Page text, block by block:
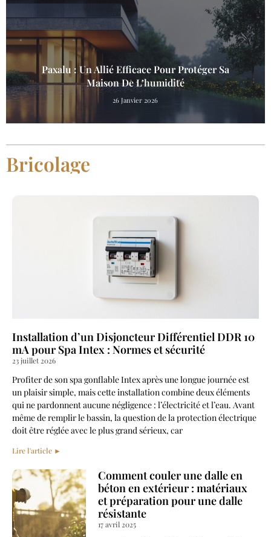
Paxalu : Un Allié Efficace Pour Protéger Sa
Maison De L’humidité
26 Janvier 2026
Bricolage
Installation d’un Disjoncteur Différentiel DDR 10
mA pour Spa Intex : Normes et sécurité
23 juillet 2026
Profiter de son spa gonflable Intex après une longue journée est
un plaisir simple, mais cette installation combine deux éléments
qui ne pardonnent aucune négligence : l’électricité et l’eau. Avant
même de remplir le bassin, la question de la protection électrique
doit être réglée avec le plus grand sérieux, car
Lire l'article ►
Comment couler une dalle en
béton en extérieur : matériaux
et préparation pour une dalle
résistante
17 avril 2025